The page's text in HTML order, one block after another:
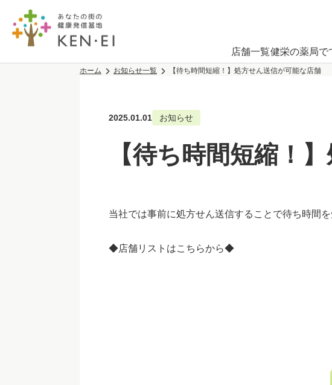
店舗一覧健栄の薬局で
ホーム お知らせ一覧 【待ち時間短縮！】処方せん送信が可能な店舗
2025.01.01 お知らせ
【待ち時間短縮！
当社では事前に処方せん送信することで待ち時間
◆店舗リストはこちらから◆